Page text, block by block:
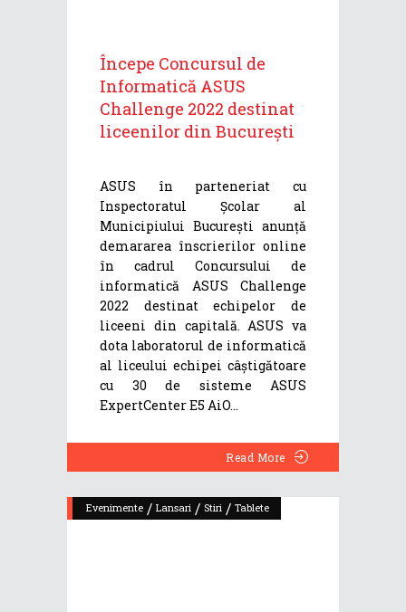
Începe Concursul de
Informatică ASUS
Challenge 2022 destinat
liceenilor din București
ASUS în parteneriat cu
Inspectoratul Școlar al
Municipiului București anunță
demararea înscrierilor online
în cadrul Concursului de
informatică ASUS Challenge
2022 destinat echipelor de
liceeni din capitală. ASUS va
dota laboratorul de informatică
al liceului echipei câștigătoare
cu 30 de sisteme ASUS
ExpertCenter E5 AiO
Read More
Evenimente / Lansari / Stiri / Tablete